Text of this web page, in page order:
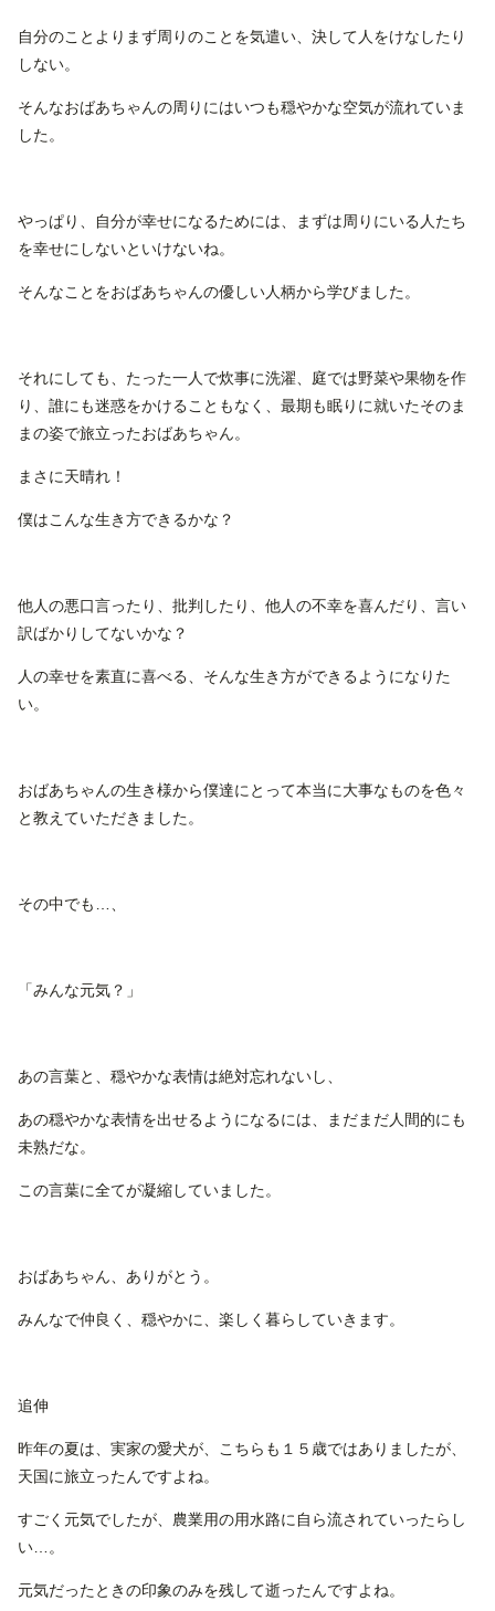
自分のことよりまず周りのことを気遣い、決して人をけなしたり
しない。
そんなおばあちゃんの周りにはいつも穏やかな空気が流れていま
した。
やっぱり、自分が幸せになるためには、まずは周りにいる人たち
を幸せにしないといけないね。
そんなことをおばあちゃんの優しい人柄から学びました。
それにしても、たった一人で炊事に洗濯、庭では野菜や果物を作
り、誰にも迷惑をかけることもなく、最期も眠りに就いたそのま
まの姿で旅立ったおばあちゃん。
まさに天晴れ！
僕はこんな生き方できるかな？
他人の悪口言ったり、批判したり、他人の不幸を喜んだり、言い
訳ばかりしてないかな？
人の幸せを素直に喜べる、そんな生き方ができるようになりた
い。
おばあちゃんの生き様から僕達にとって本当に大事なものを色々
と教えていただきました。
その中でも…、
「みんな元気？」
あの言葉と、穏やかな表情は絶対忘れないし、
あの穏やかな表情を出せるようになるには、まだまだ人間的にも
未熟だな。
この言葉に全てが凝縮していました。
おばあちゃん、ありがとう。
みんなで仲良く、穏やかに、楽しく暮らしていきます。
追伸
昨年の夏は、実家の愛犬が、こちらも１５歳ではありましたが、
天国に旅立ったんですよね。
すごく元気でしたが、農業用の用水路に自ら流されていったらし
い…。
元気だったときの印象のみを残して逝ったんですよね。